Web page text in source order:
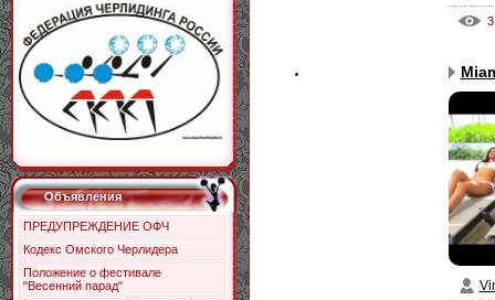
Объявления
ПРЕДУПРЕЖДЕНИЕ ОФЧ
Кодекс Омского Черлидера
Положение о фестивале
"Весенний парад"
3